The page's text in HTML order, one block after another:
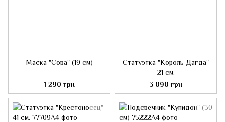
Маска "Сова" (19 см)
1 290 грн
Статуэтка "Король Дагда"
21 см.
3 090 грн